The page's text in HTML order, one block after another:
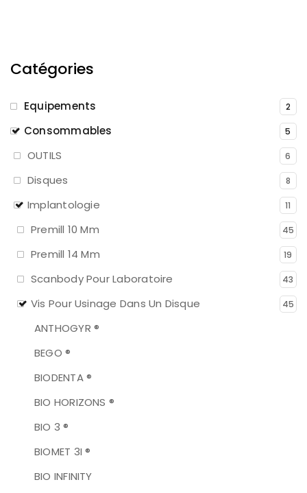
Catégories
Equipements 2
Consommables 5
OUTILS 6
Disques 8
Implantologie 11
Premill 10 Mm 45
Premill 14 Mm 19
Scanbody Pour Laboratoire 43
Vis Pour Usinage Dans Un Disque 45
ANTHOGYR ®
BEGO ®
BIODENTA ®
BIO HORIZONS ®
BIO 3 ®
BIOMET 3I ®
BIO INFINITY